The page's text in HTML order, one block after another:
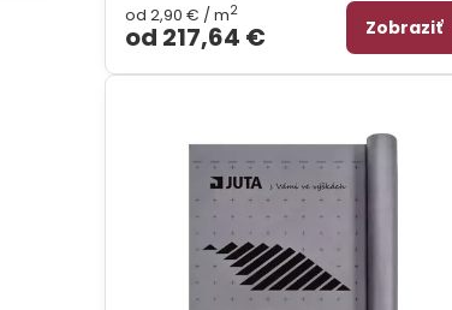
vlhkosťou až 50 rokov.
od 217,64 €
od 2,90 € / m2
Zobraziť